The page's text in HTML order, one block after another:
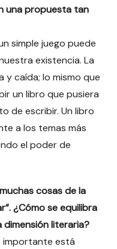
una propuesta tan
simple juego puede
existencia. La
y caída; lo mismo que
un libro que pusiera
de escribir. Un libro
a los temas más
el poder de
cosas de la
¿Cómo se equilibra
literaria?
importante está